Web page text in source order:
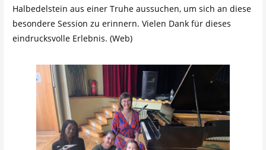
Halbedelstein aus einer Truhe aussuchen, um sich an diese
besondere Session zu erinnern. Vielen Dank für dieses
eindrucksvolle Erlebnis. (Web)